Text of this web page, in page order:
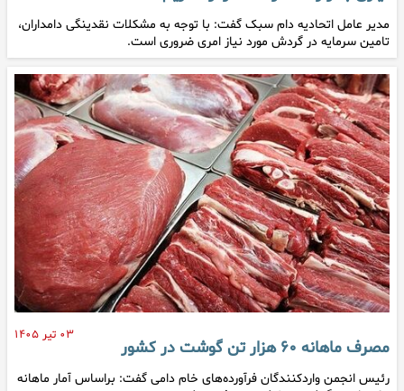
مدیر عامل اتحادیه دام سبک گفت: با توجه به مشکلات نقدینگی دامداران،
تامین سرمایه در گردش مورد نیاز امری ضروری است.
۰۳ تیر ۱۴۰۵
مصرف ماهانه ۶۰ هزار تن گوشت در کشور
رئیس انجمن واردکنندگان فرآورده‌های خام دامی گفت: براساس آمار ماهانه